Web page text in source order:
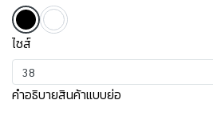
ไซส์
38
คำอธิบายสินค้าแบบย่อ